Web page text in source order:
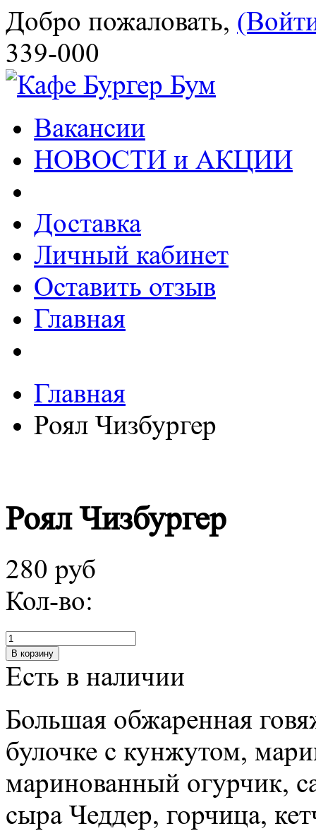
Добро пожаловать,
339-000
Вакансии
НОВОСТИ и АКЦИИ
Доставка
Личный кабинет
Оставить отзыв
Главная
Главная
Роял Чизбургер
Роял Чизбургер
280 руб
Кол-во:
Есть в наличии
Большая обжаренная
булочке с кунжутом,
маринованный огурчик,
сыра Чеддер, горчица,